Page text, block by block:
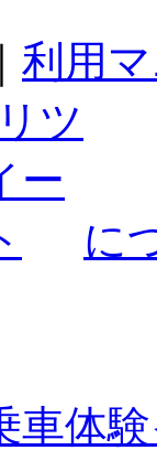
利用
に
車体